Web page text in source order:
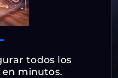
todos los
minutos.